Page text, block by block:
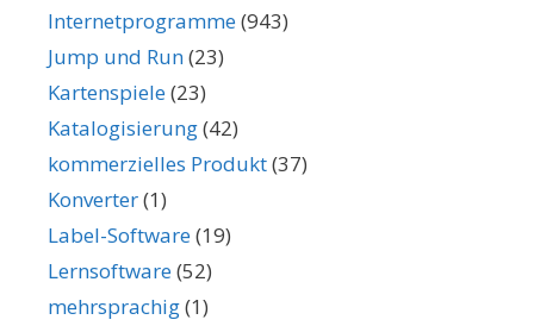
Internetprogramme(943)
Jump und Run(23)
Kartenspiele(23)
Katalogisierung(42)
kommerzielles Produkt(37)
Konverter(1)
Label-Software(19)
Lernsoftware(52)
mehrsprachig(1)